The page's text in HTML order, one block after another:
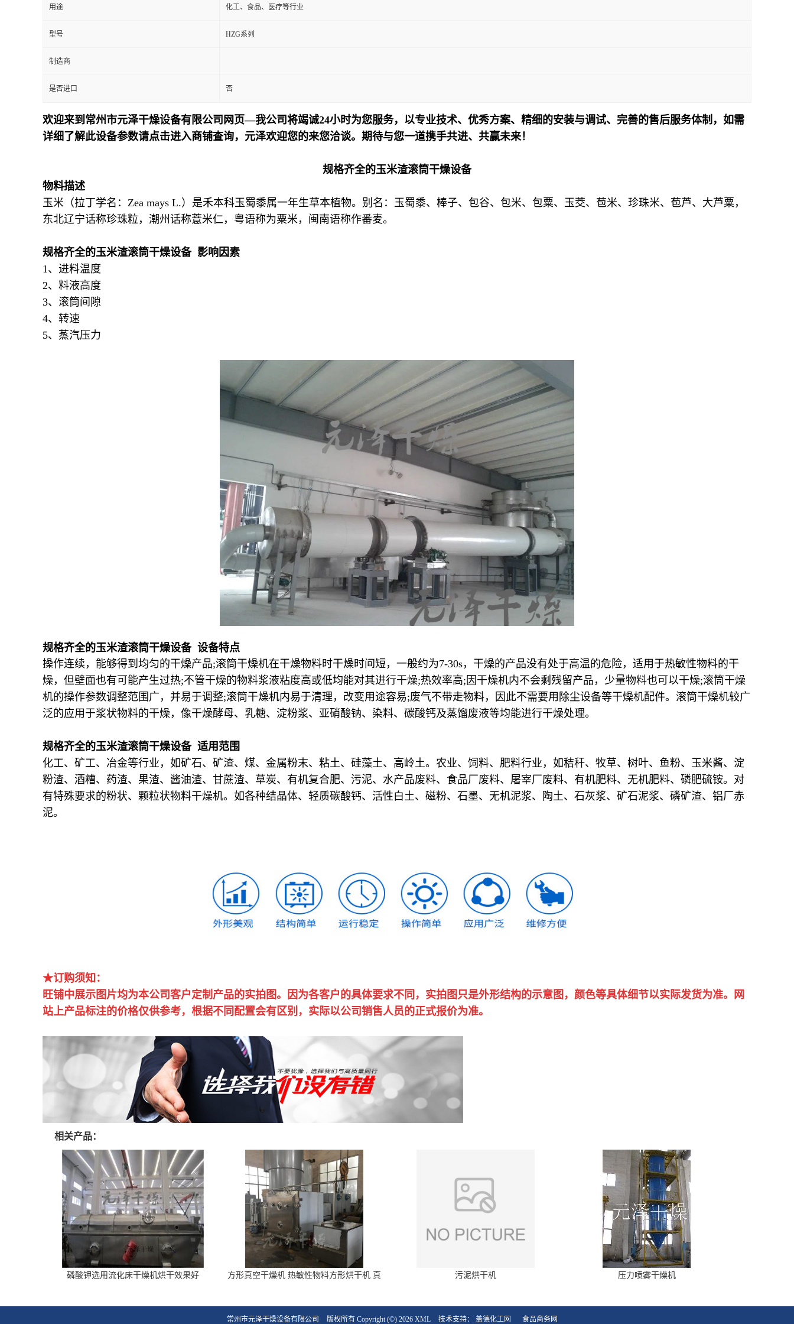
用途 化工、食品、医疗等行业
型号 HZG系列
制造商
是否进口 否
欢迎来到常州市元泽干燥设备有限公司网页—我公司将竭诚24小时为您服务，以专业技术、优秀方案、精细的安装与调试、完善的售后服务体制，如需
详细了解此设备参数请点击进入商铺查询，元泽欢迎您的来您洽谈。期待与您一道携手共进、共赢未来！
规格齐全的玉米渣滚筒干燥设备
物料描述
玉米（拉丁学名：Zea mays L.）是禾本科玉蜀黍属一年生草本植物。别名：玉蜀黍、棒子、包谷、包米、包粟、玉茭、苞米、珍珠米、苞芦、大芦粟，
东北辽宁话称珍珠粒，潮州话称薏米仁，粤语称为粟米，闽南语称作番麦。
规格齐全的玉米渣滚筒干燥设备 影响因素
1、进料温度
2、料液高度
3、滚筒间隙
4、转速
5、蒸汽压力
规格齐全的玉米渣滚筒干燥设备 设备特点
操作连续，能够得到均匀的干燥产品;滚筒干燥机在干燥物料时干燥时间短，一般约为7-30s，干燥的产品没有处于高温的危险，适用于热敏性物料的干
燥，但壁面也有可能产生过热;不管干燥的物料浆液粘度高或低均能对其进行干燥;热效率高;因干燥机内不会剩残留产品，少量物料也可以干燥;滚筒干燥
机的操作参数调整范围广，并易于调整;滚筒干燥机内易于清理，改变用途容易;废气不带走物料，因此不需要用除尘设备等干燥机配件。滚筒干燥机较广
泛的应用于浆状物料的干燥，像干燥酵母、乳糖、淀粉浆、亚硝酸钠、染料、碳酸钙及蒸馏废液等均能进行干燥处理。
规格齐全的玉米渣滚筒干燥设备 适用范围
化工、矿工、冶金等行业，如矿石、矿渣、煤、金属粉末、粘土、硅藻土、高岭土。农业、饲料、肥料行业，如秸秆、牧草、树叶、鱼粉、玉米酱、淀
粉渣、酒糟、药渣、果渣、酱油渣、甘蔗渣、草炭、有机复合肥、污泥、水产品废料、食品厂废料、屠宰厂废料、有机肥料、无机肥料、磷肥硫铵。对
有特殊要求的粉状、颗粒状物料干燥机。如各种结晶体、轻质碳酸钙、活性白土、磁粉、石墨、无机泥浆、陶土、石灰浆、矿石泥浆、磷矿渣、铝厂赤
泥。
★订购须知：
旺铺中展示图片均为本公司客户定制产品的实拍图。因为各客户的具体要求不同，实拍图只是外形结构的示意图，颜色等具体细节以实际发货为准。网
站上产品标注的价格仅供参考，根据不同配置会有区别，实际以公司销售人员的正式报价为准。
相关产品：
磷酸钾选用流化床干燥机烘干效果好
方形真空干燥机 热敏性物料方形烘干机 真
污泥烘干机 压力喷雾干燥机
常州市元泽干燥设备有限公司 版权所有 Copyright (©) 2026 XML 技术支持： 盖德化工网 食品商务网